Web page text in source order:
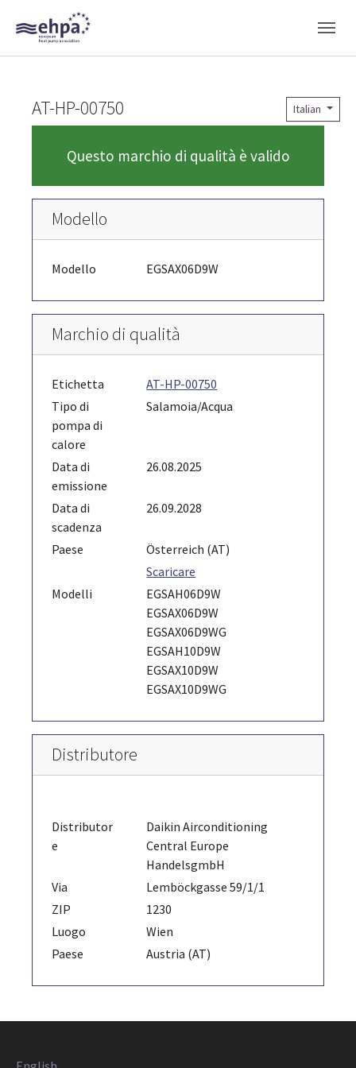
Skip to main navigation
Skip to main content
Skip to page footer
Italian
AT-HP-00750
Questo marchio di qualità è valido
Modello
Modello EGSAX06D9W
Marchio di qualità
Etichetta
AT-HP-00750
Tipo di
pompa di
calore
Salamoia/Acqua
Data di
emissione
26.08.2025
Data di
scadenza
26.09.2028
Paese
Österreich (AT)
Scaricare
Modelli
EGSAH06D9W
EGSAX06D9W
EGSAX06D9WG
EGSAH10D9W
EGSAX10D9W
EGSAX10D9WG
Distributore
Distributor
e
Daikin Airconditioning
Central Europe
HandelsgmbH
Via
Lemböckgasse 59/1/1
ZIP
1230
Luogo
Wien
Paese
Austria (AT)